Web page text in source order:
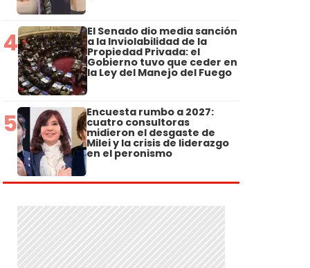
4 El Senado dio media sanción
a la Inviolabilidad de la
Propiedad Privada: el
Gobierno tuvo que ceder en
la Ley del Manejo del Fuego
5 Encuesta rumbo a 2027:
cuatro consultoras
midieron el desgaste de
Milei y la crisis de liderazgo
en el peronismo